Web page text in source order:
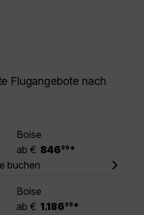
Flugangebote nach
Boise
ab € 846 99 *
buchen
Boise
ab € 1.186 99 *